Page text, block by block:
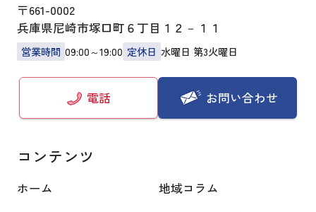
〒661-0002
兵庫県尼崎市塚口町６丁目１２－１１
営業時間 09:00～19:00 定休日 水曜日 第3火曜日
電話 お問い合わせ
コンテンツ
ホーム
地域コラム